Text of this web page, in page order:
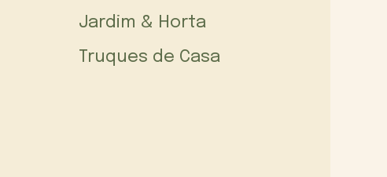
Jardim & Horta
Truques de Casa